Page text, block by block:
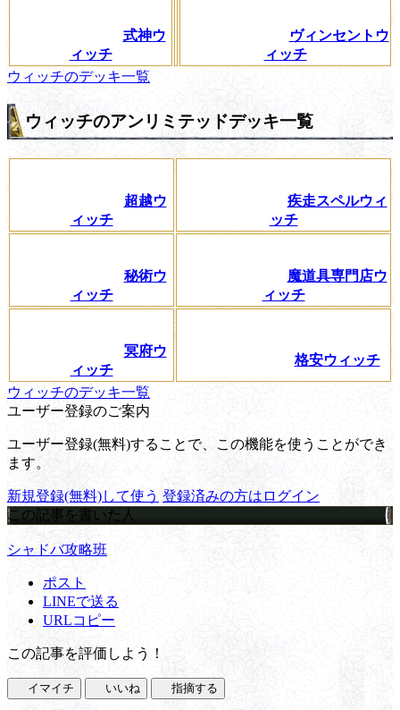
式神ウ
ィッチ
ヴィンセントウ
ィッチ
ウィッチのデッキ一覧
ウィッチのアンリミテッドデッキ一覧
超越ウ
ィッチ
疾走スペルウィ
ッチ
秘術ウ
ィッチ
魔道具専門店ウ
ィッチ
冥府ウ
ィッチ
格安ウィッチ
ウィッチのデッキ一覧
ユーザー登録のご案内
ユーザー登録(無料)することで、この機能を使うことができ
ます。
新規登録(無料)して使う 登録済みの方はログイン
この記事を書いた人
シャドバ攻略班
ポスト
LINEで送る
URLコピー
この記事を評価しよう！
イマイチ いいね 指摘する